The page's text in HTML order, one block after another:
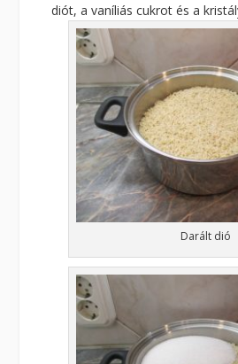
diót, a vaníliás cukrot és a
Darált dió